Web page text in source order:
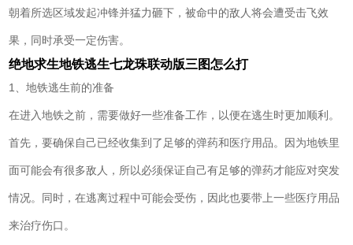
朝着所选区域发起冲锋并猛力砸下，被命中的敌人将会遭受击飞效
果，同时承受一定伤害。
绝地求生地铁逃生七龙珠联动版三图怎么打
1、地铁逃生前的准备
在进入地铁之前，需要做好一些准备工作，以便在逃生时更加顺利。
首先，要确保自己已经收集到了足够的弹药和医疗用品。因为地铁里
面可能会有很多敌人，所以必须保证自己有足够的弹药才能应对突发
情况。同时，在逃离过程中可能会受伤，因此也要带上一些医疗用品
来治疗伤口。